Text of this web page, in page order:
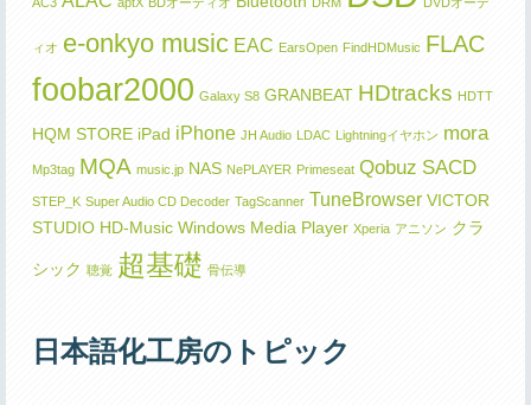
ィオ e-onkyo music EAC EarsOpen FindHDMusic FLAC
foobar2000 Galaxy S8 GRANBEAT HDtracks HDTT
HQM STORE iPad iPhone JH Audio LDAC Lightningイヤホン mora
Mp3tag MQA music.jp NAS NePLAYER Primeseat Qobuz SACD
STEP_K Super Audio CD Decoder TagScanner TuneBrowser VICTOR
STUDIO HD-Music Windows Media Player Xperia アニソン クラ
シック 聴覚 超基礎 骨伝導
日本語化工房のトピック